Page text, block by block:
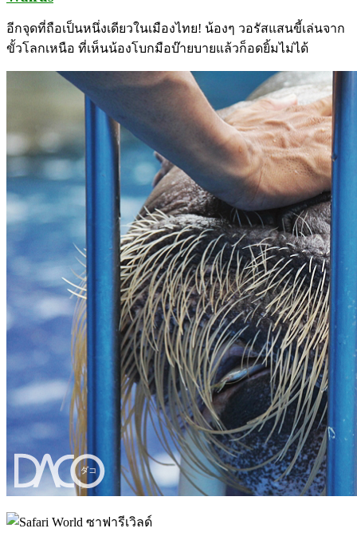
อีกจุดที่ถือเป็นหนึ่งเดียวในเมืองไทย! น้องๆ วอรัสแสนขี้เล่นจาก
ขั้วโลกเหนือ ที่เห็นน้องโบกมือบ๊ายบายแล้วก็อดยิ้มไม่ได้